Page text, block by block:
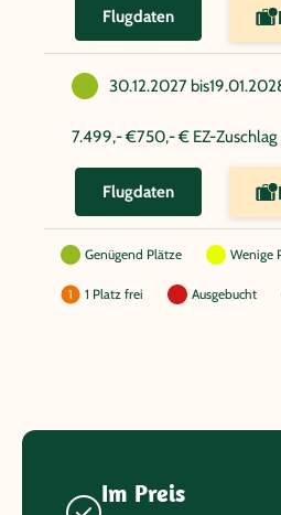
Flugdaten
30.12.2027 bis
7.499,- €750,- € EZ-Zuschlag
Flugdaten
Genügend Plätze Wenige
1 Platz frei Ausgebucht
Im Preis